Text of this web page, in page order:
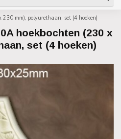
mm), polyurethaan, set (4 hoeken)
hoekbochten (230 x
set (4 hoeken)